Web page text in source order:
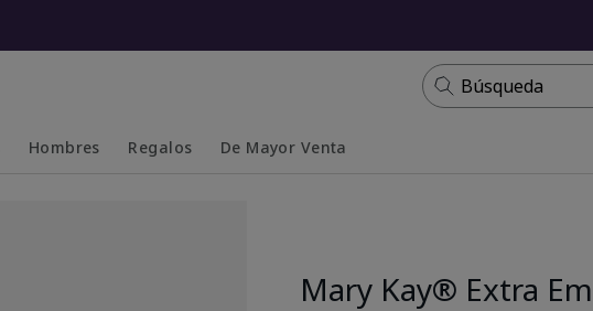
Búsqueda
Hombres Regalos De Mayor Venta
Mary Kay® Extra